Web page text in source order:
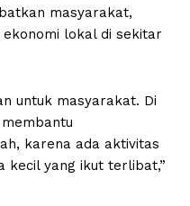
masyarakat,
lokal di sekitar
untuk masyarakat. Di
karena ada aktivitas
kecil yang ikut terlibat,”